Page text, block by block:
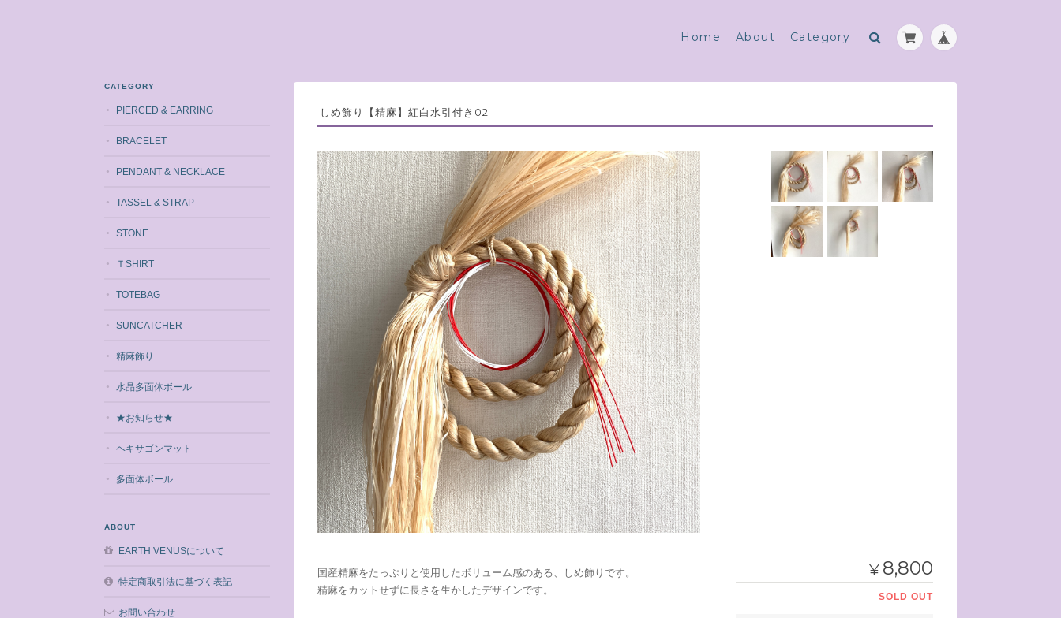
Home About Category
しめ飾り【精麻】紅白水引付き02
国産精麻をたっぷりと使用したボリューム感のある、しめ飾りです。
精麻をカットせずに長さを生かしたデザインです。
¥ 8,800
SOLD OUT
CATEGORY
PIERCED & EARRING
BRACELET
PENDANT & NECKLACE
TASSEL & STRAP
STONE
ＴSHIRT
TOTEBAG
SUNCATCHER
精麻飾り
水晶多面体ボール
★お知らせ★
ヘキサゴンマット
多面体ボール
ABOUT
EARTH VENUSについて
特定商取引法に基づく表記
お問い合わせ